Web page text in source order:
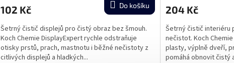
je
z
5
hvězdiček.
102 Kč Do košíku
Šetrný čistič displejů pro čistý obraz bez šmouh.
Koch Chemie DisplayExpert rychle odstraňuje
otisky prstů, prach, mastnotu i běžné nečistoty z
citlivých displejů a hladkých...
204 Kč
Šetrný čistič interiéru
nečistot. Koch
plasty, výplně dveří,
pomáhá obnovit čistý